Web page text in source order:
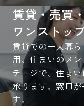
賃貸・売買
ワンストッ
賃貸での一人暮
用、住まいのメ
テージで、住ま
承ります。窓口
す。